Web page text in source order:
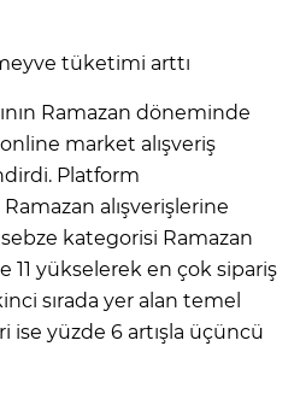
tüketimi arttı
Ramazan döneminde
market alışveriş
Platform
Ramazan alışverişlerine
sebze kategorisi Ramazan
11 yükselerek en çok sipariş
sırada yer alan temel
ise yüzde 6 artışla üçüncü